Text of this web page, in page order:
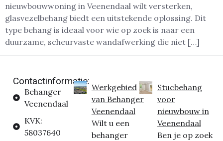
nieuwbouwwoning in Veenendaal wilt versterken,
glasvezelbehang biedt een uitstekende oplossing. Dit
type behang is ideaal voor wie op zoek is naar een
duurzame, scheurvaste wandafwerking die niet […]
Contactinformatie:
Behanger
Veenendaal
KVK:
58037640
Werkgebied
van Behanger
Veenendaal
Wilt u een
behanger
Stucbehang
voor
nieuwbouw in
Veenendaal
Ben je op zoek